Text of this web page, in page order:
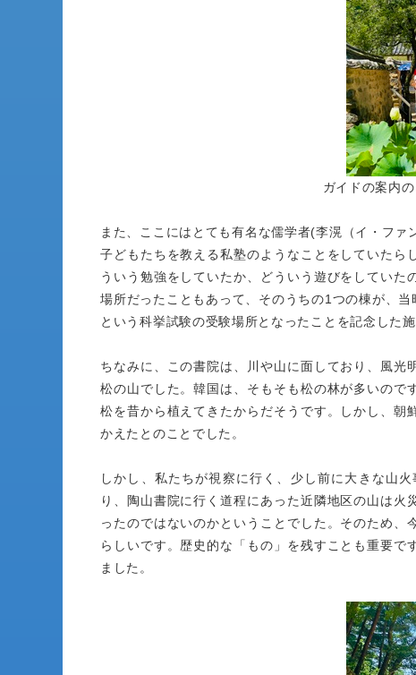
ガイドの案内
また、ここにはとても有名な儒学者(李滉（イ・フ
子どもたちを教える私塾のようなことをしていた
ういう勉強をしていたか、どういう遊びをしてい
場所だったこともあって、そのうちの1つの棟が、
という科挙試験の受験場所となったことを記念した
ちなみに、この書院は、川や山に面しており、風
松の山でした。韓国は、そもそも松の林が多いの
松を昔から植えてきたからだそうです。しかし、朝
かえたとのことでした。
しかし、私たちが視察に行く、少し前に大きな山
り、陶山書院に行く道程にあった近隣地区の山は
ったのではないのかということでした。そのため
らしいです。歴史的な「もの」を残すことも重要
ました。